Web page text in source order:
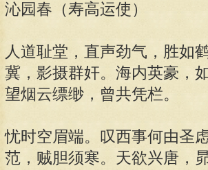
沁园春（寿高运使）
人道耻堂，直声劲气，胜如
冀，影摄群奸。海内英豪，
望烟云缥缈，曾共凭栏。
忧时空眉端。叹西事何由圣
范，贼胆须寒。天欲兴唐，